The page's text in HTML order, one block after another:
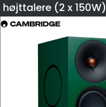
højttalere (2 x 150W)